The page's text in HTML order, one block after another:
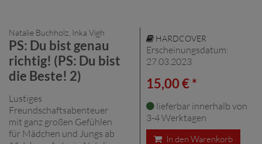
Natalie Buchholz, Inka Vigh
PS: Du bist genau
richtig! (PS: Du bist
die Beste! 2)
Lustiges
Freundschaftsabenteuer
mit ganz großen Gefühlen
für Mädchen und Jungs ab
HARDCOVER
Erscheinungsdatum:
27.03.2023
15,00 € *
lieferbar innerhalb von
3-4 Werktagen
In den Warenkorb